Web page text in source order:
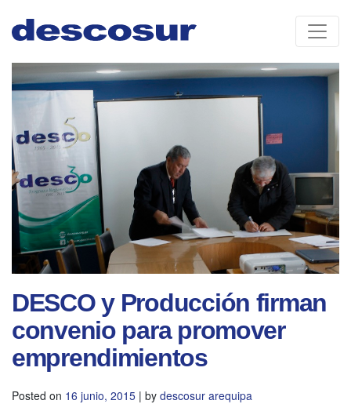
content
DESCO y Producción firman
convenio para promover
emprendimientos
Posted on 16 junio, 2015 | by descosur arequipa